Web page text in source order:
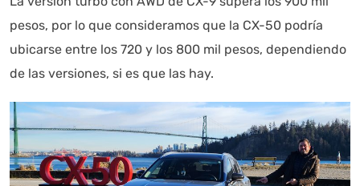
pesos, por lo que consideramos que la CX-50 podría
ubicarse entre los 720 y los 800 mil pesos, dependiendo
de las versiones, si es que las hay.